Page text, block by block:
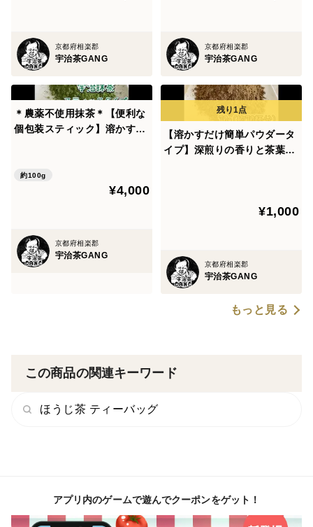
京都府相楽郡
宇治茶GANG
京都府相楽郡
宇治茶GANG
＊農薬不使用抹茶＊【便利な
個包装スティック】溶かすだ
上品な苦味！ 宇治抹茶 Lサ
イズ 1g×100本入り農薬・化
約100g
¥4,000
京都府相楽郡
宇治茶GANG
【溶かすだけ簡単パウダータ
イプ】深煎りの香りと茶葉の
¥1,000
京都府相楽郡
宇治茶GANG
もっと見る
この商品の関連キーワード
ほうじ茶 ティーバッグ
アプリ内のゲームで遊んでクーポンをゲット！